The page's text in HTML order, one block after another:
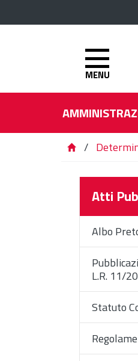
MENU
/
Atti
Albo
L.R. 11/
Statuto